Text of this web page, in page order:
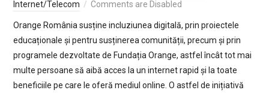
Internet/Telecom
Comments are Disabled
Orange România susține incluziunea digitală, prin proiectele
educaționale și pentru susținerea comunității, precum și prin
programele dezvoltate de Fundația Orange, astfel încât tot mai
multe persoane să aibă acces la un internet rapid și la toate
beneficiile pe care le oferă mediul online. O astfel de inițiativă